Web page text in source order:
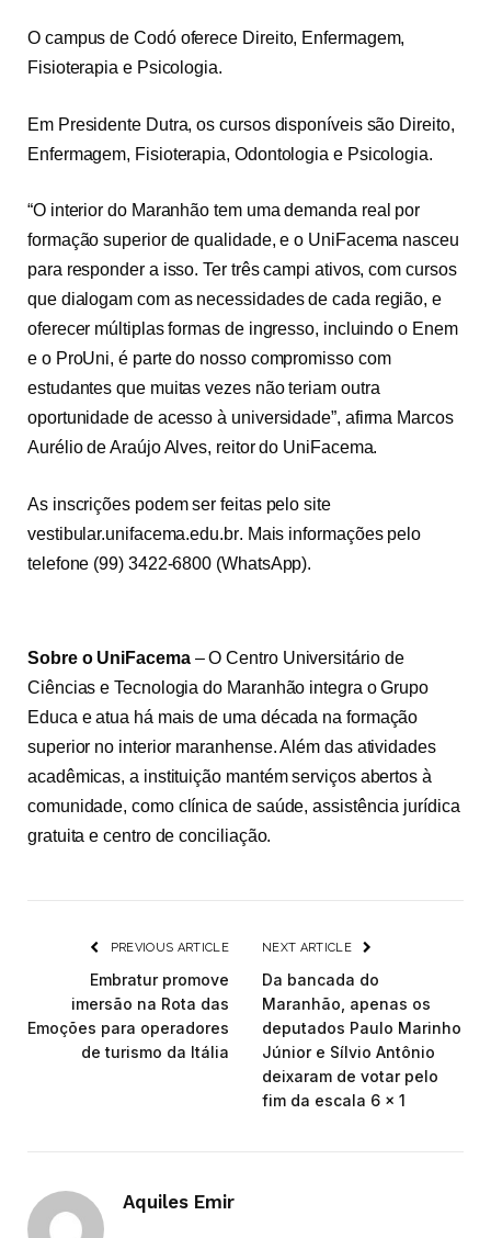
O campus de Codó oferece Direito, Enfermagem,
Fisioterapia e Psicologia.
Em Presidente Dutra, os cursos disponíveis são Direito,
Enfermagem, Fisioterapia, Odontologia e Psicologia.
“O interior do Maranhão tem uma demanda real por
formação superior de qualidade, e o UniFacema nasceu
para responder a isso. Ter três campi ativos, com cursos
que dialogam com as necessidades de cada região, e
oferecer múltiplas formas de ingresso, incluindo o Enem
e o ProUni, é parte do nosso compromisso com
estudantes que muitas vezes não teriam outra
oportunidade de acesso à universidade”, afirma Marcos
Aurélio de Araújo Alves, reitor do UniFacema.
As inscrições podem ser feitas pelo site
vestibular.unifacema.edu.br. Mais informações pelo
telefone (99) 3422-6800 (WhatsApp).
Sobre o UniFacema– O Centro Universitário de
Ciências e Tecnologia do Maranhão integra o Grupo
Educa e atua há mais de uma década na formação
superior no interior maranhense. Além das atividades
acadêmicas, a instituição mantém serviços abertos à
comunidade, como clínica de saúde, assistência jurídica
gratuita e centro de conciliação.
PREVIOUS ARTICLE
Embratur promove
imersão na Rota das
Emoções para operadores
de turismo da Itália
NEXT ARTICLE
Da bancada do
Maranhão, apenas os
deputados Paulo Marinho
Júnior e Sílvio Antônio
deixaram de votar pelo
fim da escala 6 x 1
Aquiles Emir